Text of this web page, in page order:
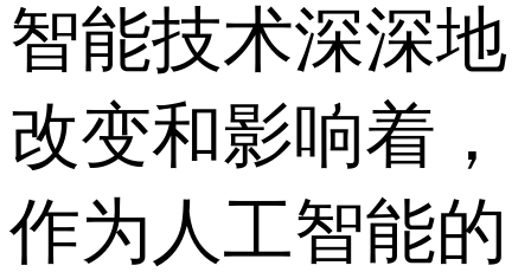
智能技术深深地
改变和影响着，
作为人工智能的